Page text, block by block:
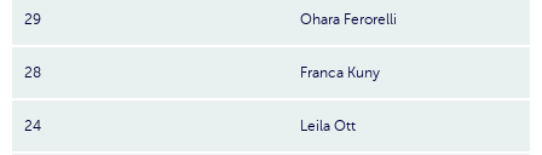
29 Ohara Ferorelli
28 Franca Kuny
24 Leila Ott